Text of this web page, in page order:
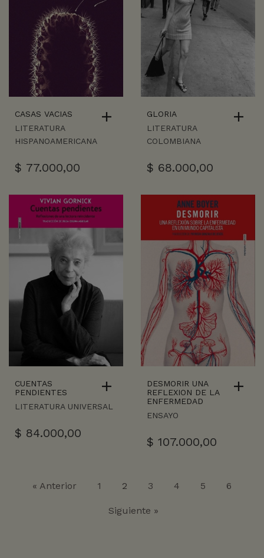
CASAS VACIAS
LITERATURA
HISPANOAMERICANA
$ 77.000,00
GLORIA
LITERATURA
COLOMBIANA
$ 68.000,00
CUENTAS
PENDIENTES
LITERATURA UNIVERSAL
$ 84.000,00
DESMORIR UNA
REFLEXION DE LA
ENFERMEDAD
ENSAYO
$ 107.000,00
« Anterior 1 2 3 4 5 6
Siguiente »